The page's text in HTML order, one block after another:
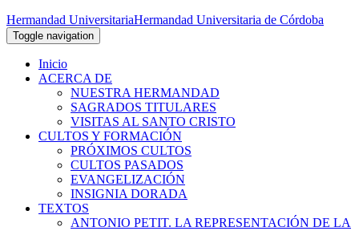
Hermandad UniversitariaHermandad Universitaria de Córdoba
Toggle navigation
Inicio
ACERCA DE
NUESTRA HERMANDAD
SAGRADOS TITULARES
VISITAS AL SANTO CRISTO
CULTOS Y FORMACIÓN
PRÓXIMOS CULTOS
CULTOS PASADOS
EVANGELIZACIÓN
INSIGNIA DORADA
TEXTOS
ANTONIO PETIT. LA REPRESENTACIÓN DE LA